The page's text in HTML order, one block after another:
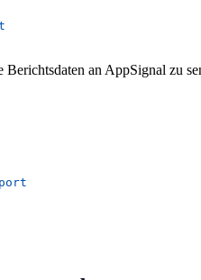
an AppSignal zu